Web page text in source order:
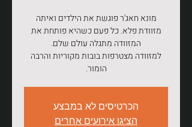
מונא חאג'ר פוגשת את הילדים ואיתה
מזוודת פלא. כל פעם כשהיא פותחת את
למזוודה מצטרפות בובות מקוריות והרבה
הומור.
הכרטיסים לא במבצע
הציגו אירועים אחרים